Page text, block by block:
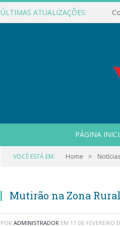
ÚLTIMAS ATUALIZAÇÕES:
PÁGINA
VOCÊ ESTÁ EM: Home » Notícias
Mutirão na Zona
POR ADMINISTRADOR EM 17 DE FEVEREIRO